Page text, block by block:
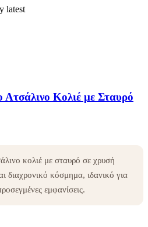
latest
Ατσάλινο Κολιέ με Σταυρό
κολιέ με σταυρό σε χρυσή
κόσμημα, ιδανικό για
εμφανίσεις.